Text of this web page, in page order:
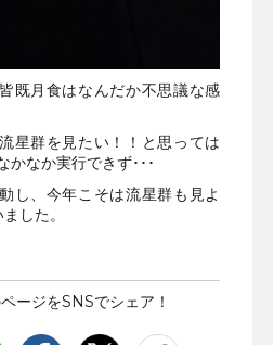
既月食はなんだか不思議な感
星群を見たい！！と思っては
かなか実行できず･･･
し、今年こそは流星群も見よ
した。
ージをSNSでシェア！